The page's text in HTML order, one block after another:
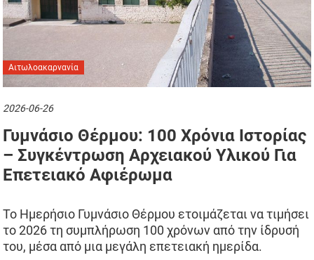
Αιτωλοακαρνανία
2026-06-26
Γυμνάσιο Θέρμου: 100 Χρόνια Ιστορίας
– Συγκέντρωση Αρχειακού Υλικού Για
Επετειακό Αφιέρωμα
Το Ημερήσιο Γυμνάσιο Θέρμου ετοιμάζεται να τιμήσει
το 2026 τη συμπλήρωση 100 χρόνων από την ίδρυσή
του, μέσα από μια μεγάλη επετειακή ημερίδα.